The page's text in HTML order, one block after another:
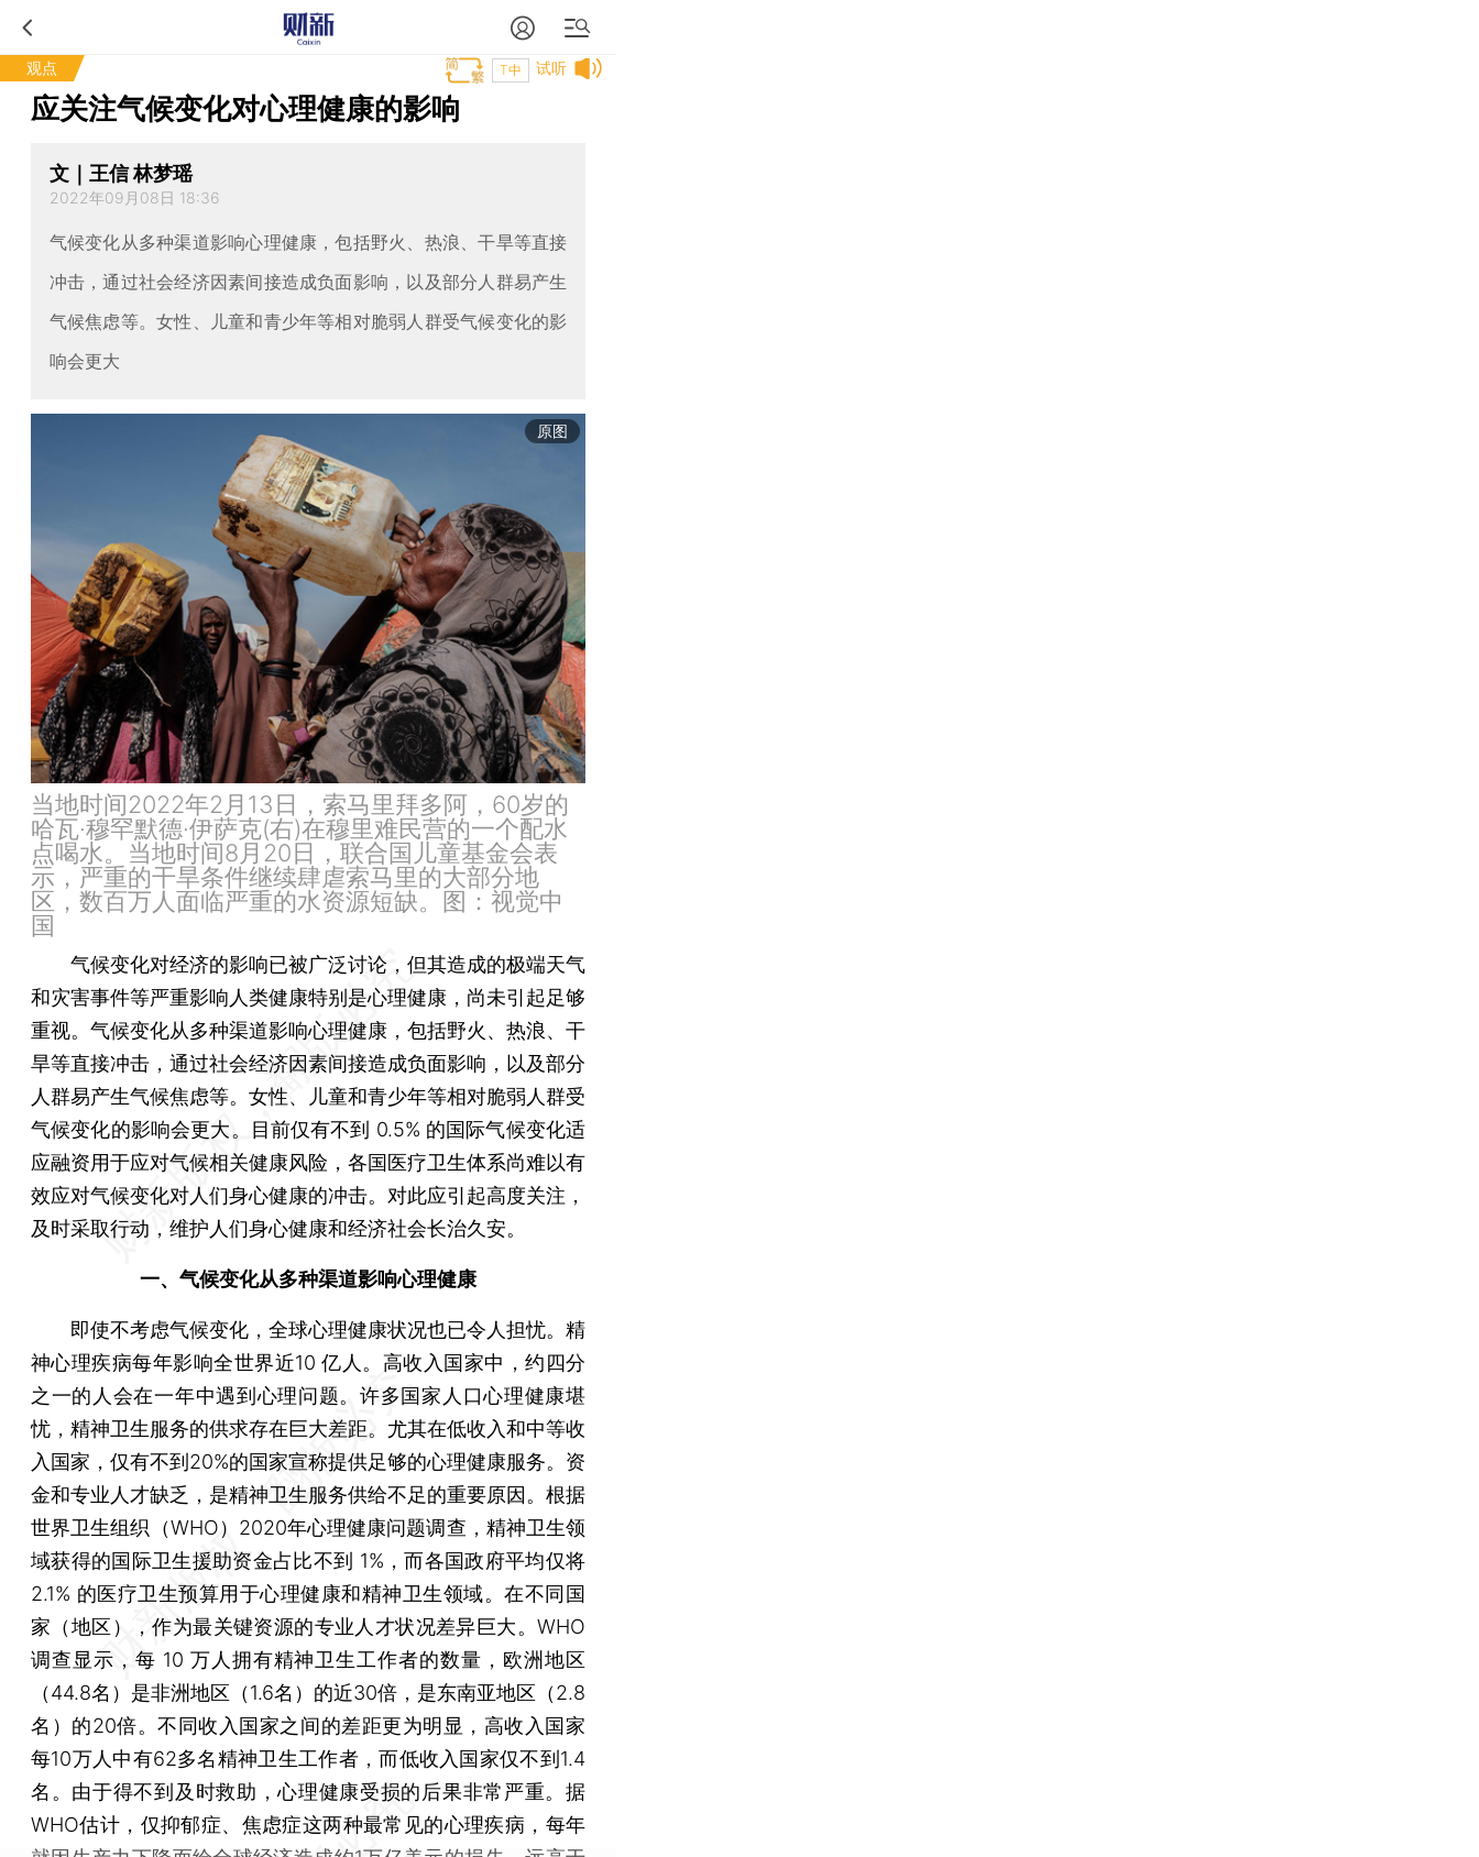
观点 试听
T中
应关注气候变化对心理健康的影响
文｜王信 林梦瑶
2022年09月08日 18:36
气候变化从多种渠道影响心理健康，包括野火、热浪、干旱等直接
冲击，通过社会经济因素间接造成负面影响，以及部分人群易产生
气候焦虑等。女性、儿童和青少年等相对脆弱人群受气候变化的影
响会更大
原图
当地时间2022年2月13日，索马里拜多阿，60岁的
哈瓦·穆罕默德·伊萨克(右)在穆里难民营的一个配水
点喝水。当地时间8月20日，联合国儿童基金会表
示，严重的干旱条件继续肆虐索马里的大部分地
区，数百万人面临严重的水资源短缺。图：视觉中
国
气候变化对经济的影响已被广泛讨论，但其造成的极端天气
和灾害事件等严重影响人类健康特别是心理健康，尚未引起足够
重视。气候变化从多种渠道影响心理健康，包括野火、热浪、干
旱等直接冲击，通过社会经济因素间接造成负面影响，以及部分
人群易产生气候焦虑等。女性、儿童和青少年等相对脆弱人群受
气候变化的影响会更大。目前仅有不到 0.5% 的国际气候变化适
应融资用于应对气候相关健康风险，各国医疗卫生体系尚难以有
效应对气候变化对人们身心健康的冲击。对此应引起高度关注，
及时采取行动，维护人们身心健康和经济社会长治久安。
一、气候变化从多种渠道影响心理健康
即使不考虑气候变化，全球心理健康状况也已令人担忧。精
神心理疾病每年影响全世界近10 亿人。高收入国家中，约四分
之一的人会在一年中遇到心理问题。许多国家人口心理健康堪
忧，精神卫生服务的供求存在巨大差距。尤其在低收入和中等收
入国家，仅有不到20%的国家宣称提供足够的心理健康服务。资
金和专业人才缺乏，是精神卫生服务供给不足的重要原因。根据
世界卫生组织（WHO）2020年心理健康问题调查，精神卫生领
域获得的国际卫生援助资金占比不到 1%，而各国政府平均仅将
2.1% 的医疗卫生预算用于心理健康和精神卫生领域。在不同国
家（地区），作为最关键资源的专业人才状况差异巨大。WHO
调查显示，每 10 万人拥有精神卫生工作者的数量，欧洲地区
（44.8名）是非洲地区（1.6名）的近30倍，是东南亚地区（2.8
名）的20倍。不同收入国家之间的差距更为明显，高收入国家
每10万人中有62多名精神卫生工作者，而低收入国家仅不到1.4
名。由于得不到及时救助，心理健康受损的后果非常严重。据
WHO估计，仅抑郁症、焦虑症这两种最常见的心理疾病，每年